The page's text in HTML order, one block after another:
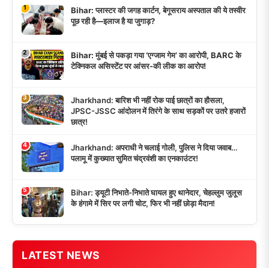
1
Bihar: प्लास्टर की जगह कार्टन, बेगूसराय अस्पताल की ये तस्वीर
पूछ रही है—इलाज है या जुगाड़?
2
Bihar: मुंबई से पकड़ा गया ‘एग्जाम गेम’ का आरोपी, BARC के
टेक्निकल असिस्टेंट पर आंसर-की लीक का आरोप!
3
Jharkhand: बारिश भी नहीं रोक पाई छात्रों का हौसला,
JPSC-JSSC आंदोलन में तिरंगे के साथ सड़कों पर उतरे हजारों
छात्र!
4
Jharkhand: अपराधी ने चलाई गोली, पुलिस ने दिया जवाब…
पलामू में कुख्यात सुमित चंद्रवंशी का एनकाउंटर!
5
Bihar: ड्यूटी निभाते-निभाते घायल हुए थानेदार, चेहल्लुम जुलूस
के हंगामे में सिर पर लगी चोट, फिर भी नहीं छोड़ा मैदान!
LATEST NEWS